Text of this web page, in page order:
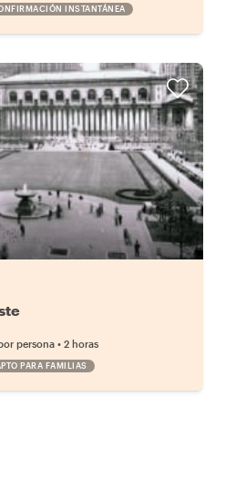
INSTANTÁNEA
persona • 2 horas
PARA FAMILIAS